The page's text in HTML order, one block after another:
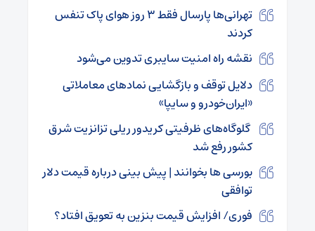
تهرانی‌ها پارسال فقط ۳ روز هوای پاک تنفس
کردند
نقشه راه امنیت سایبری تدوین می‌شود
دلایل توقف و بازگشایی نمادهای معاملاتی
«ایران‌خودرو و سایپا»
‍ گلوگاه‌های ظرفیتی کریدور ریلی تزانزیت شرق
کشور رفع شد
بورسی ها بخوانند | پیش بینی درباره قیمت دلار
توافقی
فوری/ افزایش قیمت بنزین به تعویق افتاد؟